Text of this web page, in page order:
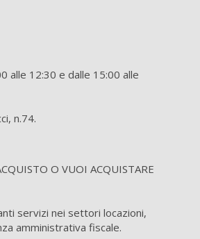
alle 12:30 e dalle 15:00 alle
n.74.
O VUOI ACQUISTARE
servizi nei settori locazioni,
amministrativa fiscale.